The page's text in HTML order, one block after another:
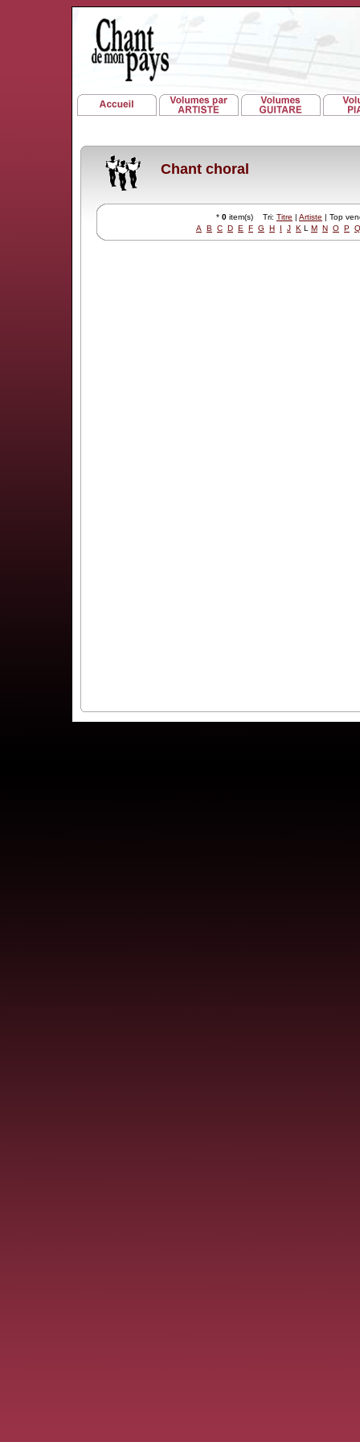
Chant choral
* 0 item(s) Tri: Titre | Artiste | Top
A
B C D E F G H I J K L M N O P Q